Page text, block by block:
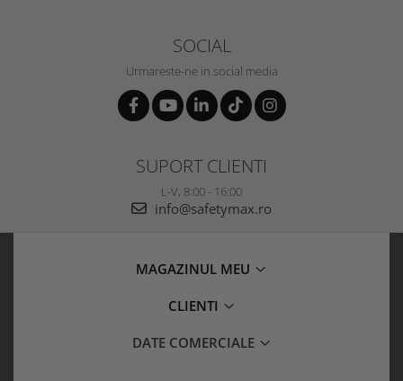
SOCIAL
Urmareste-ne in social media
SUPORT CLIENTI
L-V, 8:00 - 16:00
info@safetymax.ro
MAGAZINUL MEU
CLIENTI
DATE COMERCIALE